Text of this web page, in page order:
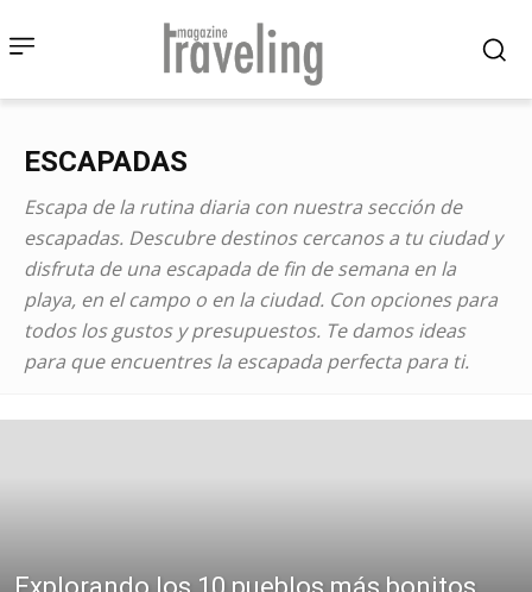
ESCAPADAS
Escapa de la rutina diaria con nuestra sección de
escapadas. Descubre destinos cercanos a tu ciudad y
disfruta de una escapada de fin de semana en la
playa, en el campo o en la ciudad. Con opciones para
todos los gustos y presupuestos. Te damos ideas
para que encuentres la escapada perfecta para ti.